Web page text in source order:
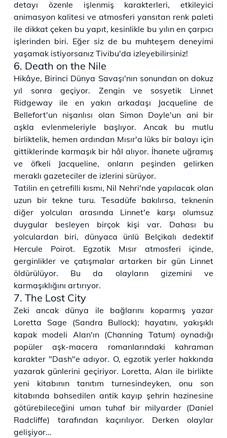
detayı özenle işlenmiş karakterleri, etkileyici
animasyon kalitesi ve atmosferi yansıtan renk paleti
ile dikkat çeken bu yapıt, kesinlikle bu yılın en çarpıcı
işlerinden biri. Eğer siz de bu muhteşem deneyimi
yaşamak istiyorsanız Tivibu'da izleyebilirsiniz!
6. Death on the Nile
Hikâye, Birinci Dünya Savaşı'nın sonundan on dokuz
yıl sonra geçiyor. Zengin ve sosyetik Linnet
Ridgeway ile en yakın arkadaşı Jacqueline de
Bellefort'un nişanlısı olan Simon Doyle'un ani bir
aşkla evlenmeleriyle başlıyor. Ancak bu mutlu
birliktelik, hemen ardından Mısır'a lüks bir balayı için
gittiklerinde karmaşık bir hâl alıyor. İhanete uğramış
ve öfkeli Jacqueline, onların peşinden gelirken
meraklı gazeteciler de izlerini sürüyor.
Tatilin en çetrefilli kısmı, Nil Nehri'nde yapılacak olan
uzun bir tekne turu. Tesadüfe bakılırsa, teknenin
diğer yolcuları arasında Linnet'e karşı olumsuz
duygular besleyen birçok kişi var. Dahası bu
yolculardan biri, dünyaca ünlü Belçikalı dedektif
Hercule Poirot. Egzotik Mısır atmosferi içinde,
gerginlikler ve çatışmalar artarken bir gün Linnet
öldürülüyor. Bu da olayların gizemini ve
karmaşıklığını artırıyor.
7. The Lost City
Zeki ancak dünya ile bağlarını koparmış yazar
Loretta Sage (Sandra Bullock); hayatını, yakışıklı
kapak modeli Alan'ın (Channing Tatum) oynadığı
popüler aşk-macera romanlarındaki kahraman
karakter "Dash"e adıyor. O, egzotik yerler hakkında
yazarak günlerini geçiriyor. Loretta, Alan ile birlikte
yeni kitabının tanıtım turnesindeyken, onu son
kitabında bahsedilen antik kayıp şehrin hazinesine
götürebileceğini uman tuhaf bir milyarder (Daniel
Radcliffe) tarafından kaçırılıyor. Derken olaylar
gelişiyor…